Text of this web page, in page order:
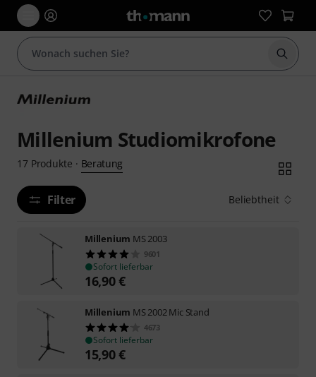
Suche
Millenium Studiomikrofone
17 Produkte · Beratung
Filter Beliebtheit
Millenium MS 2003
9601
Sofort lieferbar
16,90€
Millenium MS 2002 Mic Stand
4673
Sofort lieferbar
15,90€